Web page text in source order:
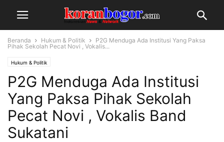
Beranda Hukum & Politik
P2G Menduga Ada Institusi Yang Paksa
Pihak Sekolah Pecat Novi , Vokalis...
Hukum & Politik
P2G Menduga Ada Institusi
Yang Paksa Pihak Sekolah
Pecat Novi , Vokalis Band
Sukatani